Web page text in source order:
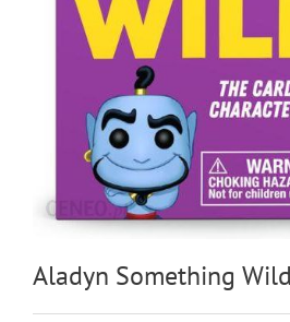
Aladyn Something Wild